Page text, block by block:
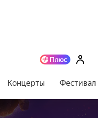
Концерты